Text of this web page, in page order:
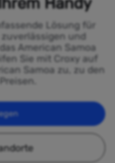
Lösung für
und
American Samoa
Sie mit Croxy auf
Samoa zu, zu den